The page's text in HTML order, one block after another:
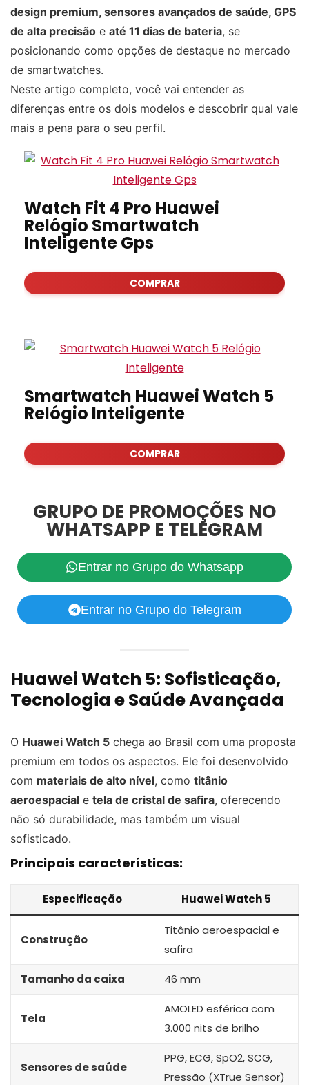
design premium, sensores avançados de saúde, GPS
de alta precisão e até 11 dias de bateria, se
posicionando como opções de destaque no mercado
de smartwatches.
Neste artigo completo, você vai entender as
diferenças entre os dois modelos e descobrir qual vale
mais a pena para o seu perfil.
Watch Fit 4 Pro Huawei
Relógio Smartwatch
Inteligente Gps
COMPRAR
Smartwatch Huawei Watch 5
Relógio Inteligente
COMPRAR
GRUPO DE PROMOÇÕES NO
WHATSAPP E TELEGRAM
Entrar no Grupo do Whatsapp
Entrar no Grupo do Telegram
Huawei Watch 5: Sofisticação,
Tecnologia e Saúde Avançada
O Huawei Watch 5 chega ao Brasil com uma proposta
premium em todos os aspectos. Ele foi desenvolvido
com materiais de alto nível, como titânio
aeroespacial e tela de cristal de safira, oferecendo
não só durabilidade, mas também um visual
sofisticado.
Principais características:
Especificação Huawei Watch 5
Construção
Titânio aeroespacial e
safira
Tamanho da caixa 46 mm
Tela
AMOLED esférica com
3.000 nits de brilho
Sensores de saúde
PPG, ECG, SpO2, SCG,
Pressão (XTrue Sensor)